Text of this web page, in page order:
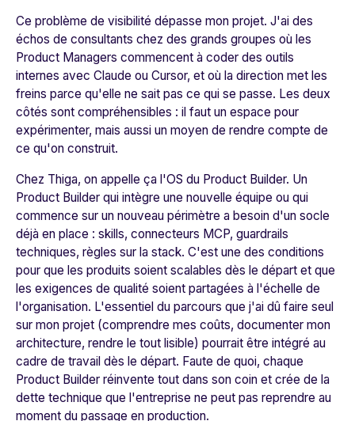
Ce problème de visibilité dépasse mon projet. J'ai des
échos de consultants chez des grands groupes où les
Product Managers commencent à coder des outils
internes avec Claude ou Cursor, et où la direction met les
freins parce qu'elle ne sait pas ce qui se passe. Les deux
côtés sont compréhensibles : il faut un espace pour
expérimenter, mais aussi un moyen de rendre compte de
ce qu'on construit.
Chez Thiga, on appelle ça l'OS du Product Builder. Un
Product Builder qui intègre une nouvelle équipe ou qui
commence sur un nouveau périmètre a besoin d'un socle
déjà en place : skills, connecteurs MCP, guardrails
techniques, règles sur la stack. C'est une des conditions
pour que les produits soient scalables dès le départ et que
les exigences de qualité soient partagées à l'échelle de
l'organisation. L'essentiel du parcours que j'ai dû faire seul
sur mon projet (comprendre mes coûts, documenter mon
architecture, rendre le tout lisible) pourrait être intégré au
cadre de travail dès le départ. Faute de quoi, chaque
Product Builder réinvente tout dans son coin et crée de la
dette technique que l'entreprise ne peut pas reprendre au
moment du passage en production.